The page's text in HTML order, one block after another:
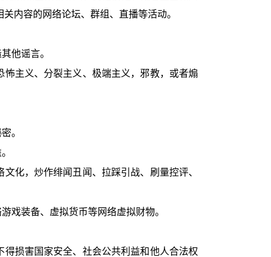
内容的网络论坛、群组、直播等活动。
他谣言。
主义、分裂主义、极端主义，邪教，或者煽
。
化，炒作绯闻丑闻、拉踩引战、刷量控评、
戏装备、虚拟货币等网络虚拟财物。
损害国家安全、社会公共利益和他人合法权